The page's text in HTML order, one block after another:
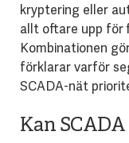
kryptering eller
allt oftare upp för
Kombinationen
förklarar varför
SCADA-nät
Kan